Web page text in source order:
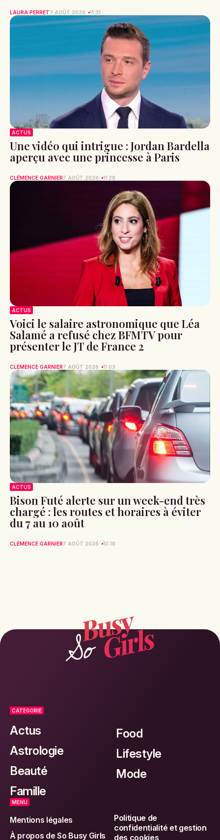
LAURA PERRET7 AOÛT 2026 11:31
ACTUS
Une vidéo qui intrigue : Jordan Bardella
aperçu avec une princesse à Paris
CLÉMENCE GARNIER7 AOÛT 2026 11:28
ACTUS
Voici le salaire astronomique que Léa
Salamé a refusé chez BFMTV pour
présenter le JT de France 2
CLÉMENCE GARNIER7 AOÛT 2026 11:03
ACTUS
Bison Futé alerte sur un week-end très
chargé : les routes et horaires à éviter
du 7 au 10 août
CLÉMENCE GARNIER7 AOÛT 2026 10:18
CATEGORIE
Actus
Astrologie
Beauté
Famille
Food
Lifestyle
Mode
MENU
Mentions légales
À propos de So Busy Girls
Politique de
confidentialité et gestion
des cookies